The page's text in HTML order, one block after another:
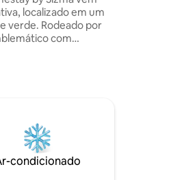
localizado em um
verde. Rodeado por
com
que é perfeito
família bastante
jogos PS4 e pequeno
memoráveis.
também tem acesso
check-in e
condicionado